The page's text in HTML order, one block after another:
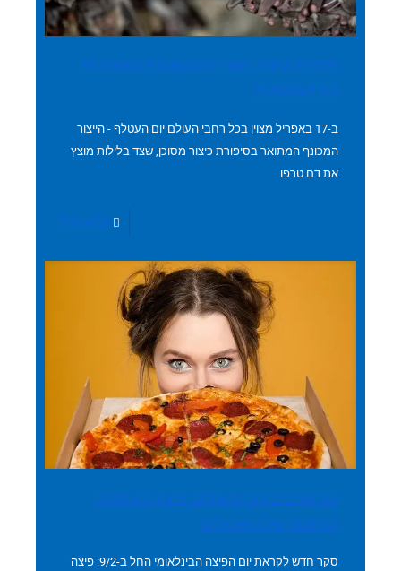
תדמית מיתית ותאוריות הקשורות בשמם: מי
הם העטלפים?
ב-17 באפריל מצוין בכל רחבי העולם יום העטלף - הייצור
המכונף המתואר בסיפורת כיצור מסוכן, שצד בלילות מוצץ
את דם טרפו
קראו עוד
הכי אוהבים והכי משתלם: פיצה היא מלכת
ההזמנות של הישראלים
סקר חדש לקראת יום הפיצה הבינלאומי החל ב-9/2: פיצה